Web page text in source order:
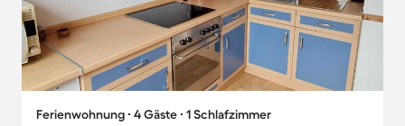
Ferienwohnung ∙ 4 Gäste ∙ 1 Schlafzimmer